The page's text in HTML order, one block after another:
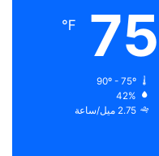
75
℉
90º - 75º
42%
2.75 ميل/ساعة